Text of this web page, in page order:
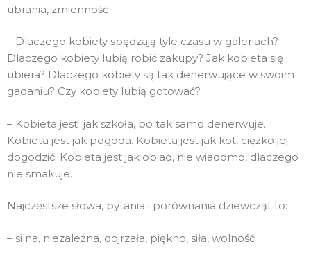
ubrania, zmienność
– Dlaczego kobiety spędzają tyle czasu w galeriach?
Dlaczego kobiety lubią robić zakupy? Jak kobieta się
ubiera? Dlaczego kobiety są tak denerwujące w swoim
gadaniu? Czy kobiety lubią gotować?
– Kobieta jest jak szkoła, bo tak samo denerwuje.
Kobieta jest jak pogoda. Kobieta jest jak kot, ciężko jej
dogodzić. Kobieta jest jak obiad, nie wiadomo, dlaczego
nie smakuje.
Najczęstsze słowa, pytania i porównania dziewcząt to:
– silna, niezależna, dojrzała, piękno, siła, wolność